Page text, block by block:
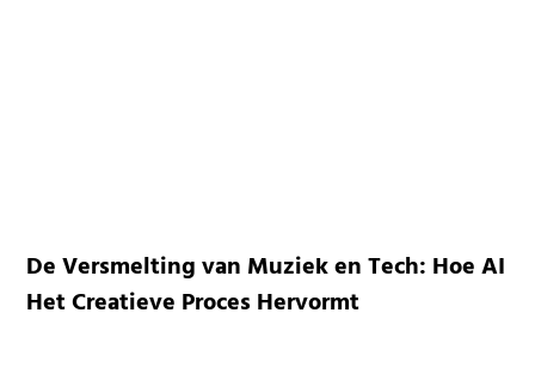
De Versmelting van Muziek en Tech: Hoe AI
Het Creatieve Proces Hervormt